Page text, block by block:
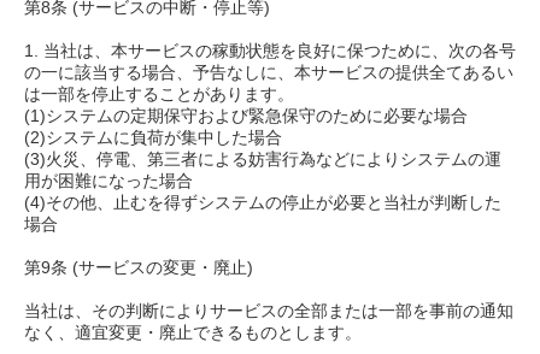
第8条 (サービスの中断・停止等)
1. 当社は、本サービスの稼動状態を良好に保つために、次の各号
の一に該当する場合、予告なしに、本サービスの提供全てあるい
は一部を停止することがあります。
(1)システムの定期保守および緊急保守のために必要な場合
(2)システムに負荷が集中した場合
(3)火災、停電、第三者による妨害行為などによりシステムの運
用が困難になった場合
(4)その他、止むを得ずシステムの停止が必要と当社が判断した
場合
第9条 (サービスの変更・廃止)
当社は、その判断によりサービスの全部または一部を事前の通知
なく、適宜変更・廃止できるものとします。